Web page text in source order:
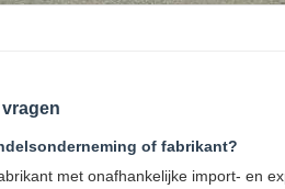
of fabrikant?
met onafhankelijke import- en